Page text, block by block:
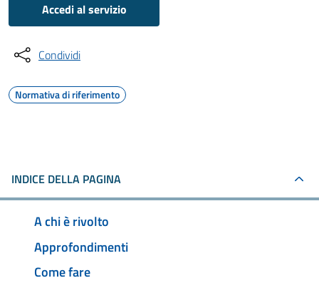
Accedi al servizio
Condividi
Normativa di riferimento
INDICE DELLA PAGINA
A chi è rivolto
Approfondimenti
Come fare